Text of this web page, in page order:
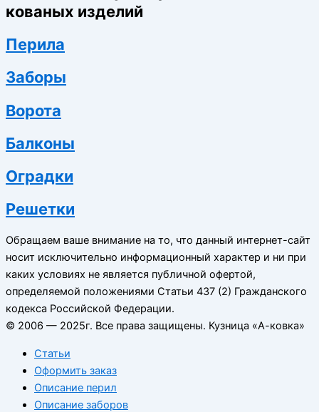
кованых изделий
Перила
Заборы
Ворота
Балконы
Оградки
Решетки
Обращаем ваше внимание на то, что данный интернет-сайт
носит исключительно информационный характер и ни при
каких условиях не является публичной офертой,
определяемой положениями Статьи 437 (2) Гражданского
кодекса Российской Федерации.
© 2006 — 2025г. Все права защищены. Кузница «А-ковка»
Статьи
Оформить заказ
Описание перил
Описание заборов